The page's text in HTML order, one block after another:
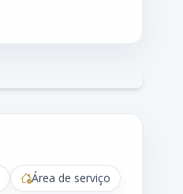
Área de serviço